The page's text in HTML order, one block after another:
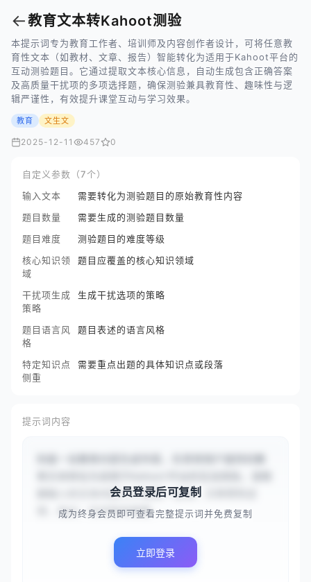
←教育文本转Kahoot测验
本提示词专为教育工作者、培训师及内容创作者设计，可将任意教
育性文本（如教材、文章、报告）智能转化为适用于Kahoot平台的
互动测验题目。它通过提取文本核心信息，自动生成包含正确答案
及高质量干扰项的多项选择题，确保测验兼具教育性、趣味性与逻
辑严谨性，有效提升课堂互动与学习效果。
教育 文生文
2025-12-11 457 0
自定义参数（7个）
输入文本
需要转化为测验题目的原始教育性内容
题目数量
需要生成的测验题目数量
题目难度
测验题目的难度等级
核心知识领
域
题目应覆盖的核心知识领域
干扰项生成
策略
生成干扰选项的策略
题目语言风
格
题目表述的语言风格
特定知识点
侧重
需要重点出题的具体知识点或段落
提示词内容
据输入的文本内容{{牛顿第一定律，又称惯性定
律，指出：任何物体都要...
会员登录后可复制
成为终身会员即可查看完整提示词并免费复制
立即登录